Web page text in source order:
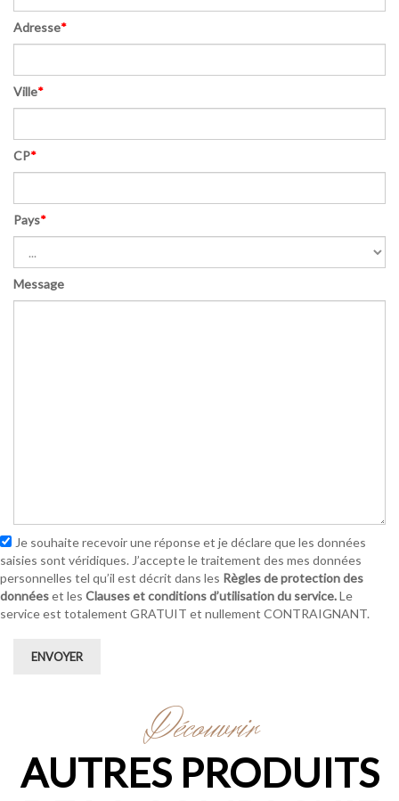
Adresse*
Ville*
CP*
Pays*
Message
Je souhaite recevoir une réponse et je déclare que les données
saisies sont véridiques. J’accepte le traitement des mes données
personnelles tel qu’il est décrit dans les Règles de protection des
donnéeset les Clauses et conditions d’utilisation du service.
service est totalement GRATUIT et nullement CONTRAIGNANT.
ENVOYER
Découvrir
AUTRES PRODUITS